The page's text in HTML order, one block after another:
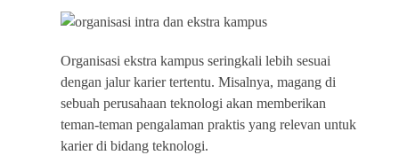
Organisasi ekstra kampus seringkali lebih sesuai
dengan jalur karier tertentu. Misalnya, magang di
sebuah perusahaan teknologi akan memberikan
teman-teman pengalaman praktis yang relevan untuk
karier di bidang teknologi.